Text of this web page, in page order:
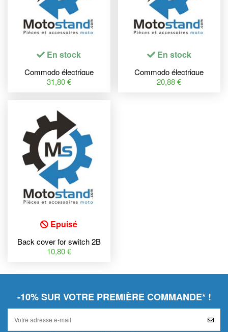
En stock
Commodo électrique
TECNIUM gauche
31,80 €
En stock
Commodo électrique
TECNIUM droit
20,88 €
Epuisé
Back cover for switch 2B
Domino 97.4522
10,80 €
-10% SUR VOTRE PREMIÈRE COMMANDE* !